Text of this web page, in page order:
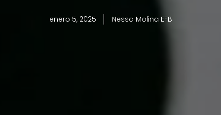
enero 5, 2025 Nessa Molina EFB